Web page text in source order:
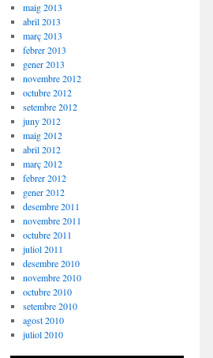
maig 2013
abril 2013
març 2013
febrer 2013
gener 2013
novembre 2012
octubre 2012
setembre 2012
juny 2012
maig 2012
abril 2012
març 2012
febrer 2012
gener 2012
desembre 2011
novembre 2011
octubre 2011
juliol 2011
desembre 2010
novembre 2010
octubre 2010
setembre 2010
agost 2010
juliol 2010